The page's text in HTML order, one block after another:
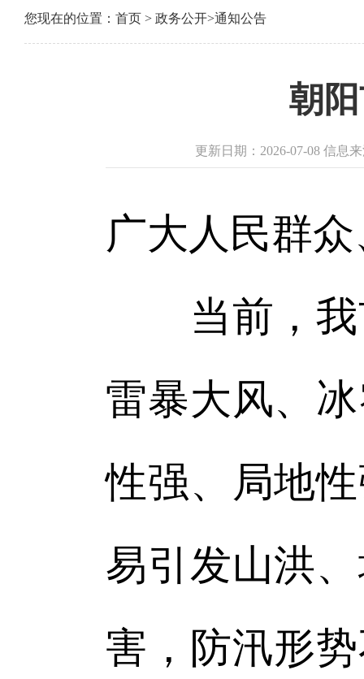
您现在的位置： 首页 > 政务公开>通知公告
朝
更新日期：2026-07-08 信息
广大人民群
当前，我
雷暴大风、
性强、局地
易引发山洪
害，防汛形